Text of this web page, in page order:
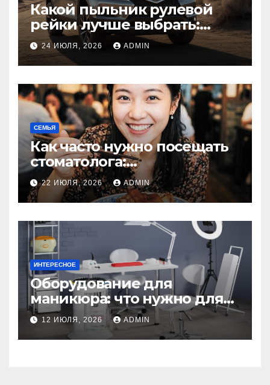
Какой пыльник рулевой
рейки лучше выбрать:
оригинальный или аналог,
резина или полиуретан
24 ИЮЛЯ, 2026 ADMIN
СЕМЬЯ
Как часто нужно посещать
стоматолога:
рекомендации для
здоровья зубов
22 ИЮЛЯ, 2026 ADMIN
ИНТЕРЕСНОЕ
Оборудование для
маникюра: что нужно для
идеального маникюра
12 ИЮЛЯ, 2026 ADMIN